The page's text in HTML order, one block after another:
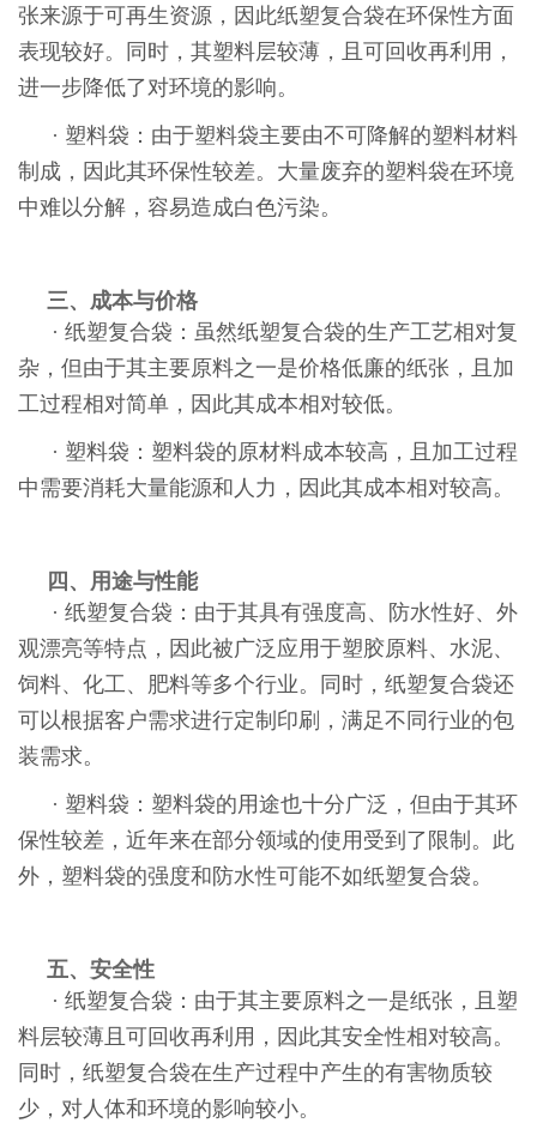
张来源于可再生资源，因此纸塑复合袋在环保性方面
表现较好。同时，其塑料层较薄，且可回收再利用，
进一步降低了对环境的影响。
· 塑料袋：由于塑料袋主要由不可降解的塑料材料
制成，因此其环保性较差。大量废弃的塑料袋在环境
中难以分解，容易造成白色污染。
三、成本与价格
· 纸塑复合袋：虽然纸塑复合袋的生产工艺相对复
杂，但由于其主要原料之一是价格低廉的纸张，且加
工过程相对简单，因此其成本相对较低。
· 塑料袋：塑料袋的原材料成本较高，且加工过程
中需要消耗大量能源和人力，因此其成本相对较高。
四、用途与性能
· 纸塑复合袋：由于其具有强度高、防水性好、外
观漂亮等特点，因此被广泛应用于塑胶原料、水泥、
饲料、化工、肥料等多个行业。同时，纸塑复合袋还
可以根据客户需求进行定制印刷，满足不同行业的包
装需求。
· 塑料袋：塑料袋的用途也十分广泛，但由于其环
保性较差，近年来在部分领域的使用受到了限制。此
外，塑料袋的强度和防水性可能不如纸塑复合袋。
五、安全性
· 纸塑复合袋：由于其主要原料之一是纸张，且塑
料层较薄且可回收再利用，因此其安全性相对较高。
同时，纸塑复合袋在生产过程中产生的有害物质较
少，对人体和环境的影响较小。